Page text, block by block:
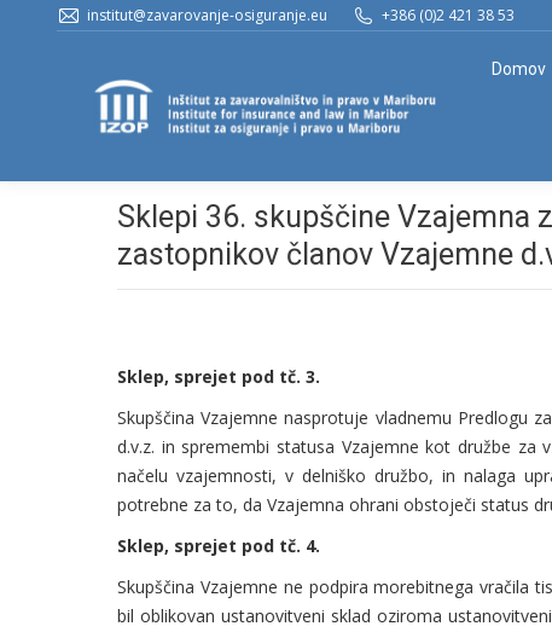
institut@zavarovanje-osiguranje.eu +386 (0)2 421 38 53
Domov
Sklepi 36. skupščine Vzajemna
zastopnikov članov Vzajemne
Sklep, sprejet pod tč. 3.
Skupščina Vzajemne nasprotuje vladnemu Predlogu
d.v.z. in spremembi statusa Vzajemne kot družbe
načelu vzajemnosti, v delniško družbo, in nalaga
potrebne za to, da Vzajemna ohrani obstoječi status
Sklep, sprejet pod tč. 4.
Skupščina Vzajemne ne podpira morebitnega vračila
bil oblikovan ustanovitveni sklad oziroma